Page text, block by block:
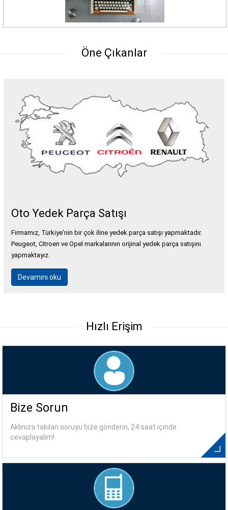
Öne Çıkanlar
Oto Yedek Parça Satışı
Firmamız, Türkiye'nin bir çok iline yedek parça satışı yapmaktadır.
Peugeot, Citroen ve Opel markalarının orijinal yedek parça satışını
yapmaktayız.
Devamını oku
Hızlı Erişim
Bize Sorun
Aklınıza takılan soruyu bize gönderin, 24 saat içinde
cevaplayalım!